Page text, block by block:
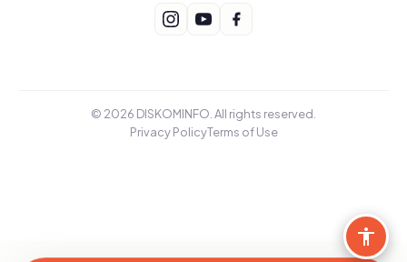
© 2026 DISKOMINFO. All rights reserved.
Privacy PolicyTerms of Use